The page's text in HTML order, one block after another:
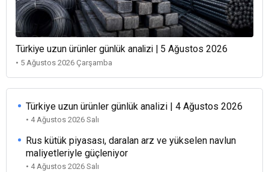
Türkiye uzun ürünler günlük analizi | 5 Ağustos 2026
• 5 Ağustos 2026 Çarşamba
Türkiye uzun ürünler günlük analizi | 4 Ağustos 2026
• 4 Ağustos 2026 Salı
Rus kütük piyasası, daralan arz ve yükselen navlun
maliyetleriyle güçleniyor
• 4 Ağustos 2026 Salı